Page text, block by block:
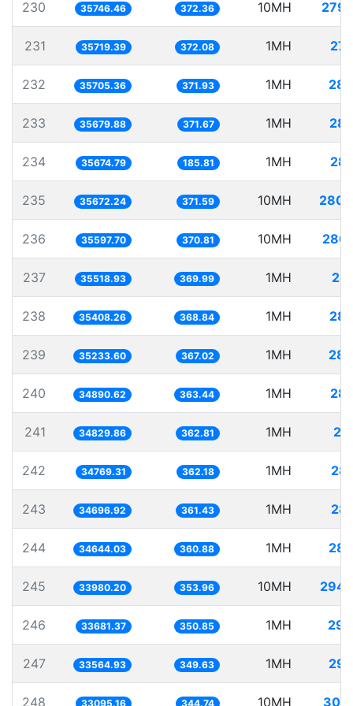
230 35746.46 372.36 10MH
231 35719.39 372.08 1MH
232 35705.36 371.93 1MH
233 35679.88 371.67 1MH
234 35674.79 185.81 1MH
235 35672.24 371.59 10MH
236 35597.70 370.81 10MH
237 35518.93 369.99 1MH
238 35408.26 368.84 1MH
239 35233.60 367.02 1MH
240 34890.62 363.44 1MH
241 34829.86 362.81 1MH
242 34769.31 362.18 1MH
243 34696.92 361.43 1MH
244 34644.03 360.88 1MH
245 33980.20 353.96 10MH
246 33681.37 350.85 1MH
247 33564.93 349.63 1MH
248 33095.16 344.74 10MH